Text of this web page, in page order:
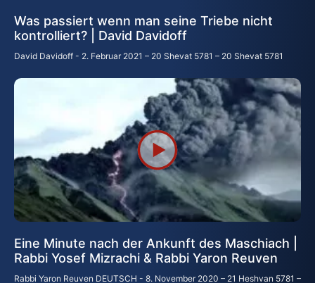
Was passiert wenn man seine Triebe nicht
kontrolliert? | David Davidoff
David Davidoff 2. Februar 2021 – 20 Shevat 5781 – 20 Shevat 5781
Eine Minute nach der Ankunft des Maschiach |
Rabbi Yosef Mizrachi & Rabbi Yaron Reuven
Rabbi Yaron Reuven DEUTSCH
8. November 2020 – 21 Heshvan 5781 –